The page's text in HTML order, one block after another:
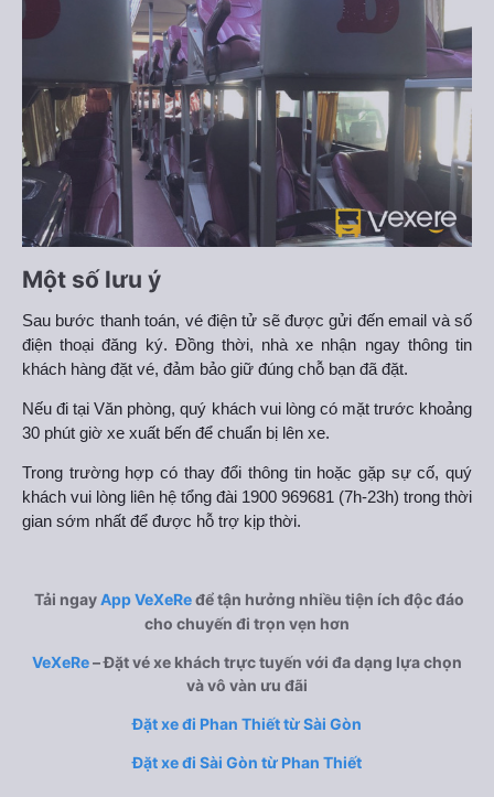
Một số lưu ý
Sau bước thanh toán, vé điện tử sẽ được gửi đến email và số
điện thoại đăng ký. Đồng thời, nhà xe nhận ngay thông tin
khách hàng đặt vé, đảm bảo giữ đúng chỗ bạn đã đặt.
Nếu đi tại Văn phòng, quý khách vui lòng có mặt trước khoảng
30 phút giờ xe xuất bến để chuẩn bị lên xe.
Trong trường hợp có thay đổi thông tin hoặc gặp sự cố, quý
khách vui lòng liên hệ tổng đài 1900 969681 (7h-23h) trong thời
gian sớm nhất để được hỗ trợ kịp thời.
Tải ngayApp VeXeReđể tận hưởng nhiều tiện ích độc đáo
cho chuyến đi trọn vẹn hơn
VeXeRe– Đặt vé xe khách trực tuyến với đa dạng lựa chọn
và vô vàn ưu đãi
Đặt xe đi Phan Thiết từ Sài Gòn
Đặt xe đi Sài Gòn từ Phan Thiết